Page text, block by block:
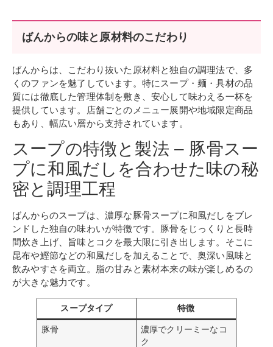
ばんからの味と原材料のこだわり
ばんからは、こだわり抜いた原材料と独自の調理法で、多
くのファンを魅了しています。特にスープ・麺・具材の品
質には徹底した管理体制を敷き、安心して味わえる一杯を
提供しています。店舗ごとのメニュー展開や地域限定商品
もあり、幅広い層から支持されています。
スープの特徴と製法 – 豚骨スー
プに和風だしを合わせた味の秘
密と調理工程
ばんからのスープは、濃厚な豚骨スープに和風だしをブレ
ンドした独自の味わいが特徴です。豚骨をじっくりと長時
間炊き上げ、旨味とコクを最大限に引き出します。そこに
昆布や鰹節などの和風だしを加えることで、奥深い風味と
飲みやすさを両立。脂の甘みと素材本来の味が楽しめるの
が大きな魅力です。
スープタイプ 特徴
豚骨
濃厚でクリーミーなコ
ク